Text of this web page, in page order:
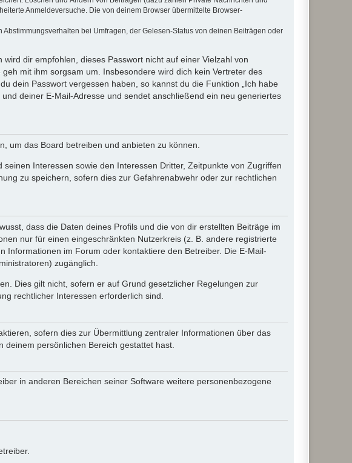
Anmeldeversuche. Die von deinem Browser übermittelte Browser-
bei Umfragen, der Gelesen-Status von deinen Beiträgen oder
dir empfohlen, dieses Passwort nicht auf einer Vielzahl von
mit ihm sorgsam um. Insbesondere wird dich kein Vertreter des
dein Passwort vergessen haben, so kannst du die Funktion „Ich habe
deiner E-Mail-Adresse und sendet anschließend ein neu generiertes
um das Board betreiben und anbieten zu können.
Interessen sowie den Interessen Dritter, Zeitpunkte von Zugriffen
zu speichern, sofern dies zur Gefahrenabwehr oder zur rechtlichen
dass die Daten deines Profils und die von dir erstellten Beiträge im
nur für einen eingeschränkten Nutzerkreis (z. B. andere registrierte
Informationen im Forum oder kontaktiere den Betreiber. Die E-Mail-
zugänglich.
Dies gilt nicht, sofern er auf Grund gesetzlicher Regelungen zur
rechtlicher Interessen erforderlich sind.
sofern dies zur Übermittlung zentraler Informationen über das
persönlichen Bereich gestattet hast.
in anderen Bereichen seiner Software weitere personenbezogene